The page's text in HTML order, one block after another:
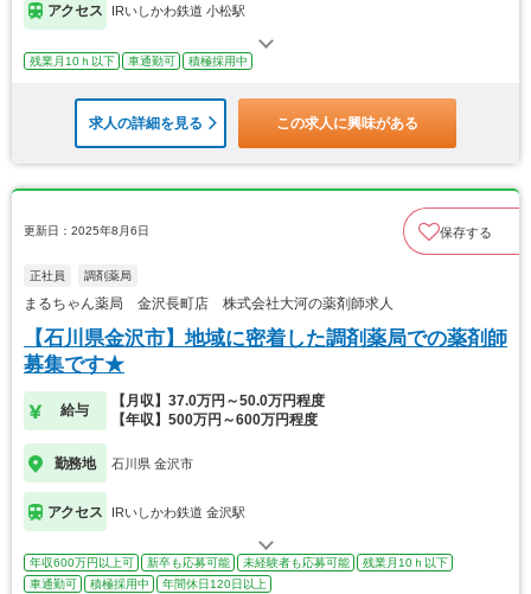
アクセス IRいしかわ鉄道 小松駅
残業月10ｈ以下 車通勤可 積極採用中
求人の詳細を見る この求人に興味がある
更新日：2025年8月6日 保存する
正社員 調剤薬局
まるちゃん薬局 金沢長町店 株式会社大河の薬剤師求人
【石川県金沢市】地域に密着した調剤薬局での薬剤師
募集です★
給与
【月収】37.0万円～50.0万円程度
【年収】500万円～600万円程度
勤務地 石川県 金沢市
アクセス IRいしかわ鉄道 金沢駅
年収600万円以上可 新卒も応募可能 未経験者も応募可能
残業月10ｈ以下
車通勤可
積極採用中 年間休日120日以上